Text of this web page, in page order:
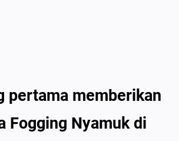
pertama memberikan
Fogging Nyamuk di